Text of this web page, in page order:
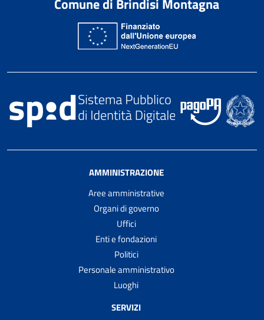
Comune di Brindisi Montagna
AMMINISTRAZIONE
Aree amministrative
Organi di governo
Uffici
Enti e fondazioni
Politici
Personale amministrativo
Luoghi
SERVIZI